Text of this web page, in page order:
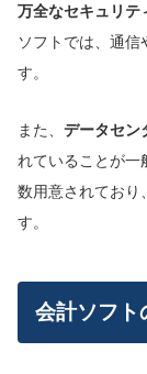
万全なセキュリテ
ソフトでは、通信
す。
また、 データセン
れていることが一
数用意されており
す。
会計ソフト